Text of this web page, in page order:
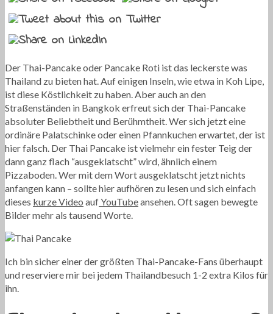
Der Thai-Pancake oder Pancake Roti ist das leckerste was
Thailand zu bieten hat. Auf einigen Inseln, wie etwa in Koh Lipe,
ist diese Köstlichkeit zu haben. Aber auch an den
Straßenständen in Bangkok erfreut sich der Thai-Pancake
absoluter Beliebtheit und Berühmtheit. Wer sich jetzt eine
ordinäre Palatschinke oder einen Pfannkuchen erwartet, der ist
hier falsch. Der Thai Pancake ist vielmehr ein fester Teig der
dann ganz flach “ausgeklatscht” wird, ähnlich einem
Pizzaboden. Wer mit dem Wort ausgeklatscht jetzt nichts
anfangen kann – sollte hier aufhören zu lesen und sich einfach
dieses kurze Video aufYouTubeansehen. Oft sagen bewegte
Bilder mehr als tausend Worte.
Ich bin sicher einer der größten Thai-Pancake-Fans überhaupt
und reserviere mir bei jedem Thailandbesuch 1-2 extra Kilos für
ihn.